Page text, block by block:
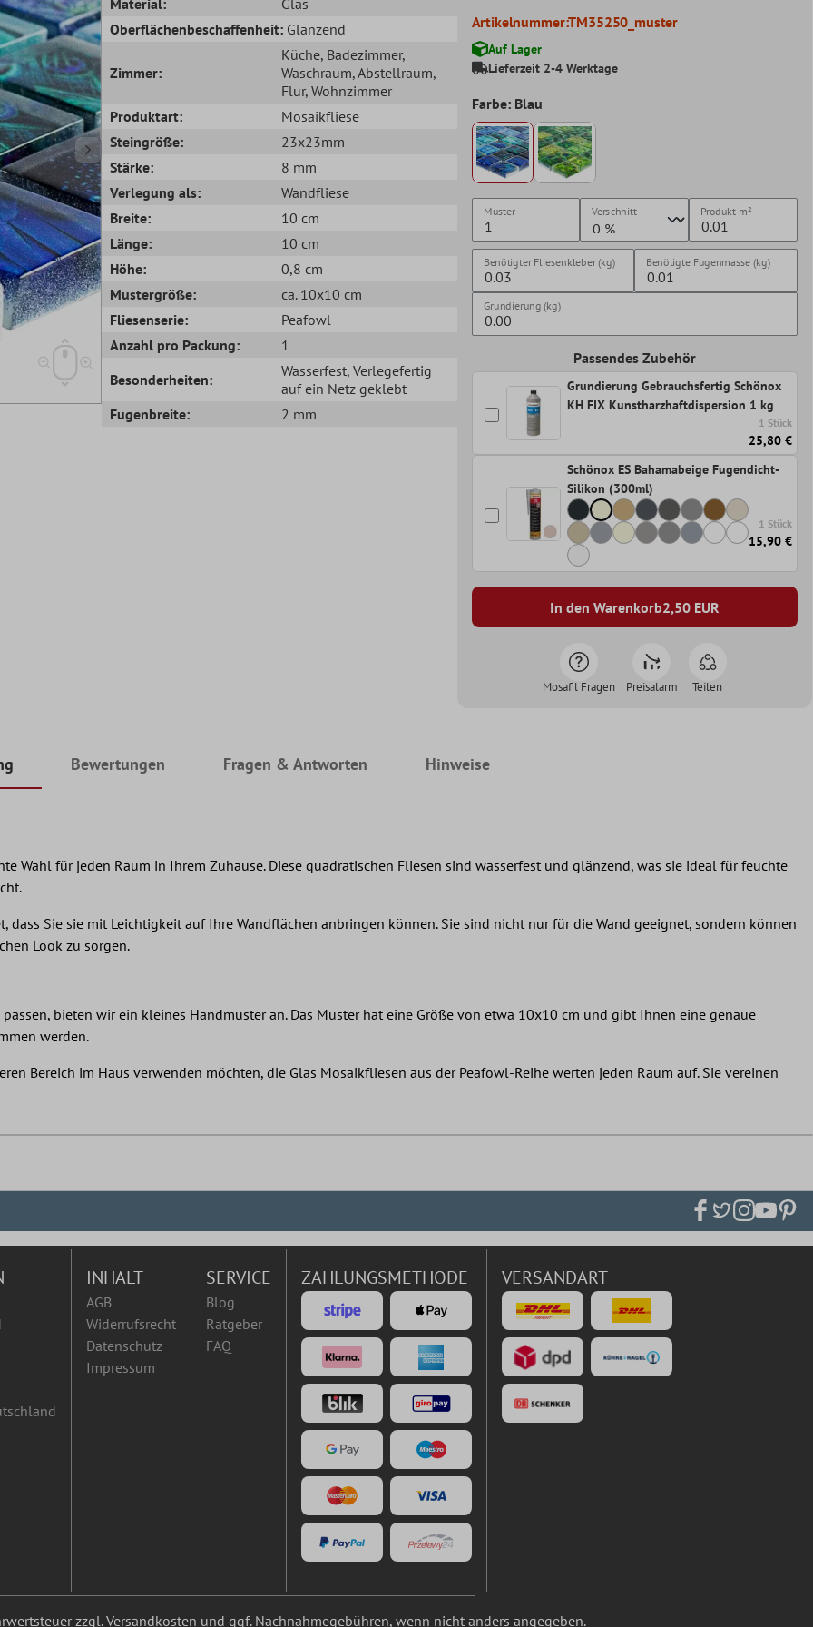
Oberflächenbeschaffenheit: Glänzend
Zimmer:
Küche, Badezimmer,
Waschraum, Abstellraum,
Flur, Wohnzimmer
Produktart:
Mosaikfliese
Steingröße:
23x23mm
Stärke:
8 mm
Verlegung als:
Wandfliese
Breite:
10 cm
Länge:
10 cm
Höhe:
0,8 cm
Mustergröße:
ca. 10x10 cm
Fliesenserie:
Peafowl
Anzahl pro Packung:
1
Besonderheiten:
Wasserfest, Verlegefertig
auf ein Netz geklebt
Fugenbreite:
2 mm
Artikelnummer:TM35250_muster
Auf Lager
Lieferzeit 2-4 Werktage
Farbe: Blau
Muster Verschnitt Produkt m²
Benötigter Fliesenkleber (kg) Benötigte Fugenmasse (kg)
Grundierung (kg)
Passendes Zubehör
Grundierung Gebrauchsfertig Schönox
KH FIX Kunstharzhaftdispersion 1 kg
1 Stück
25,80 €
Schönox ES Bahamabeige Fugendicht-
Silikon (300ml)
1 Stück
15,90 €
In den Warenkorb2,50EUR
Mosafil Fragen Preisalarm Teilen
Bewertungen Fragen & Antworten Hinweise
Wahl für jeden Raum in Ihrem Zuhause. Diese quadratischen Fliesen sind wasserfest und glänzend, was sie ideal für feuchte
Sie sie mit Leichtigkeit auf Ihre Wandflächen anbringen können. Sie sind nicht nur für die Wand geeignet, sondern können
Look zu sorgen.
bieten wir ein kleines Handmuster an. Das Muster hat eine Größe von etwa 10x10 cm und gibt Ihnen eine genaue
werden.
Bereich im Haus verwenden möchten, die Glas Mosaikfliesen aus der Peafowl-Reihe werten jeden Raum auf. Sie vereinen
INHALT
AGB
Widerrufsrecht
Datenschutz
Impressum
SERVICE
Blog
Ratgeber
FAQ
ZAHLUNGSMETHODE VERSANDART
zzgl.Versandkosten und ggf. Nachnahmegebühren, wenn nicht anders angegeben.